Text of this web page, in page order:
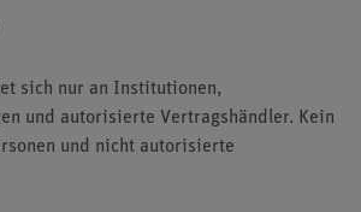
sich nur an Institutionen,
und autorisierte Vertragshändler. Kein
und nicht autorisierte